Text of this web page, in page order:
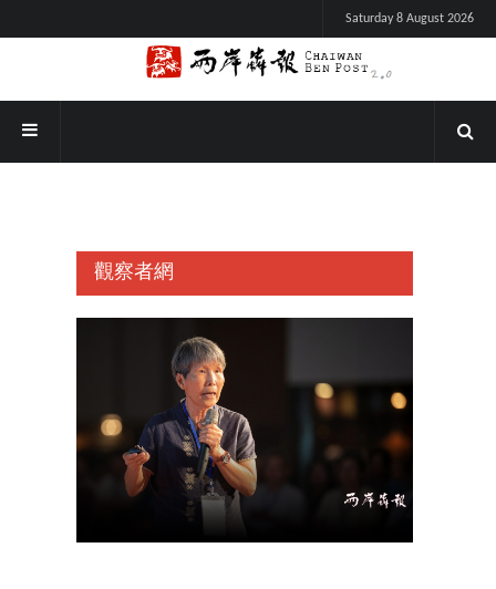
Saturday 8 August 2026
觀察者網